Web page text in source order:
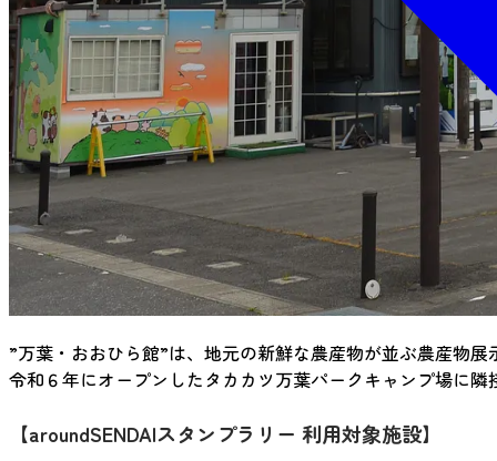
”万葉・おおひら館”は、地元の新鮮な農産物が並ぶ農産物
令和６年にオープンしたタカカツ万葉パークキャンプ場に隣
【aroundSENDAIスタンプラリー 利用対象施設】